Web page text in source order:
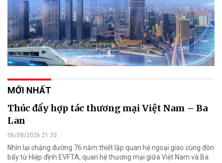
MỚI NHẤT
Thúc đẩy hợp tác thương mại Việt Nam – Ba
Lan
06/08/2026 21:33
Nhìn lại chặng đường 76 năm thiết lập quan hệ ngoại giao cùng đòn
bẩy từ Hiệp định EVFTA, quan hệ thương mại giữa Việt Nam và Ba